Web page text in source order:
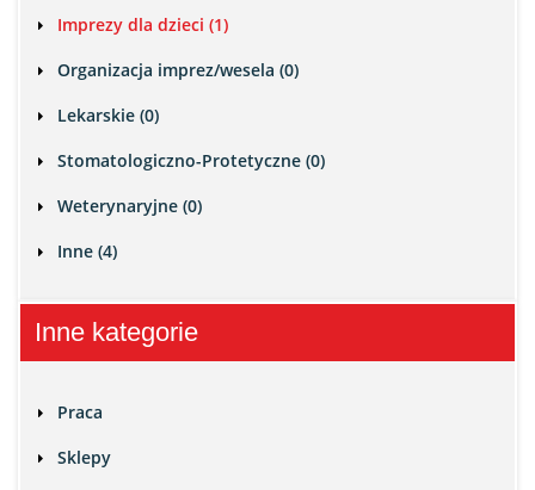
Imprezy dla dzieci (1)
Organizacja imprez/wesela (0)
Lekarskie (0)
Stomatologiczno-Protetyczne (0)
Weterynaryjne (0)
Inne (4)
Inne kategorie
Praca
Sklepy